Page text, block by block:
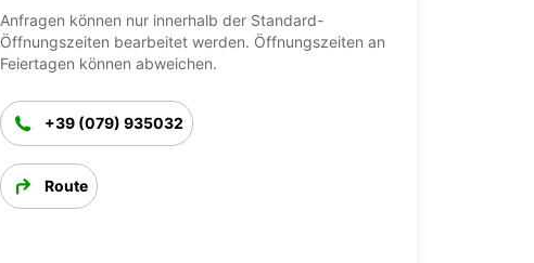
Anfragen können nur innerhalb der Standard-
Öffnungszeiten bearbeitet werden. Öffnungszeiten an
Feiertagen können abweichen.
+39 (079) 935032
Route